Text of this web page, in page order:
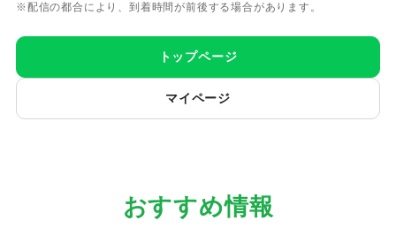
※配信の都合により、到着時間が前後する場合があります。
トップページ
マイページ
おすすめ情報